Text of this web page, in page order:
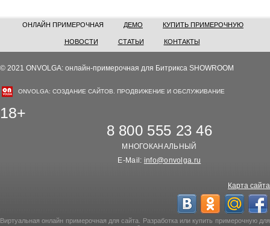
ОНЛАЙН ПРИМЕРОЧНАЯ ДЕМО КУПИТЬ ПРИМЕРОЧНУЮ
НОВОСТИ СТАТЬИ КОНТАКТЫ
© 2021 ONVOLGA: онлайн-примерочная для Битрикса SHOWROOM
ONVOLGA: СОЗДАНИЕ САЙТОВ. ПРОДВИЖЕНИЕ И ОБСЛУЖИВАНИЕ
18+
8 800 555 23 46
МНОГОКАНАЛЬНЫЙ
E-Mail: info@onvolga.ru
Карта сайта
Виртуальная онлайн примерочная для сайта. Разработка или купить примерочную для